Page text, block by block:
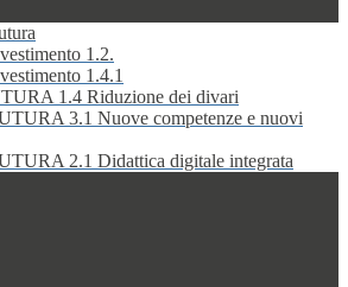
1.2.
1.4.1
1.4 Riduzione dei divari
3.1 Nuove competenze e nuovi
2.1 Didattica digitale integrata